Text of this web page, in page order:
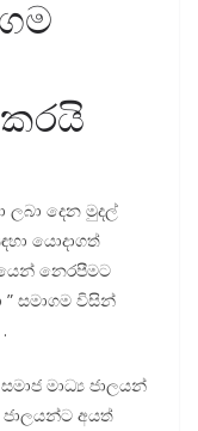
දෙන මුදල්
යොදාගත්
නෙරපීමට
”‍ සමාගම විසින්
මාධ්‍ය ජාලයන්
ජාලයන්ට අයත්